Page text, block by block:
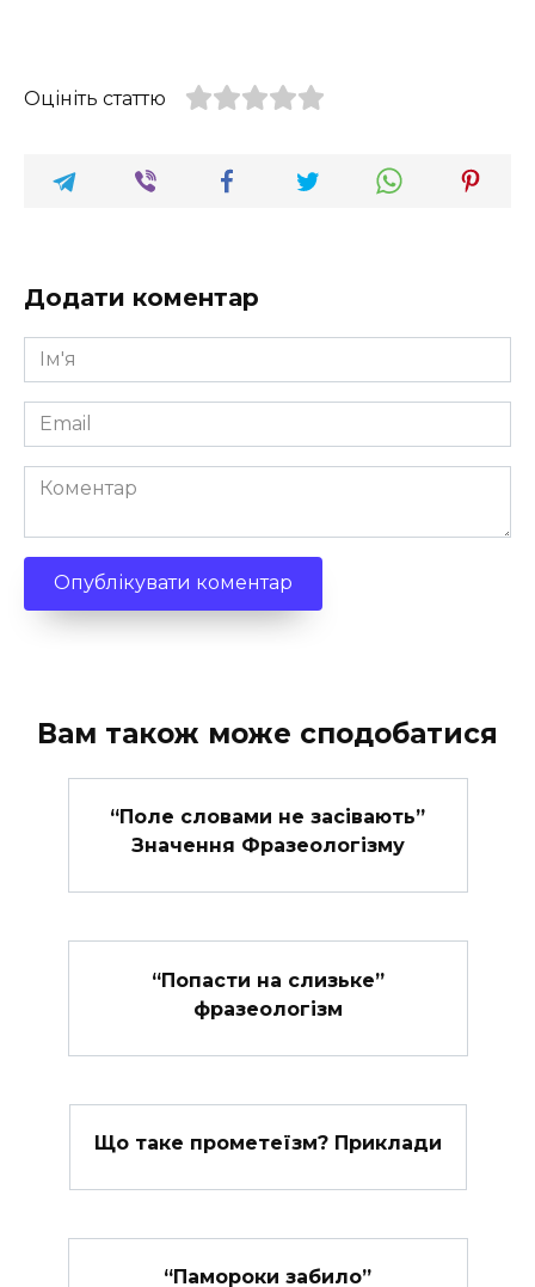
Оцініть статтю
Додати коментар
Ім'я
*
Email
*
Коментар
Вам також може сподобатися
“Поле словами не засівають”
Значення Фразеологізму
“Попасти на слизьке”
фразеологізм
Що таке прометеїзм? Приклади
“Памороки забило”